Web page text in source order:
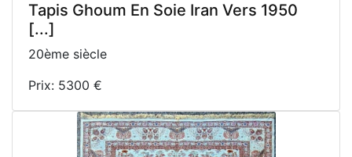
Tapis Ghoum En Soie Iran Vers 1950
[...]
20ème siècle
Prix: 5300 €